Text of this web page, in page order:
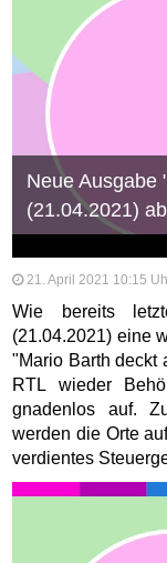
Neue Ausgabe
(21.04.2021)
21. April 2021 10:15
Wie bereits
(21.04.2021) eine
"Mario Barth deckt
RTL wieder
gnadenlos auf.
werden die Orte
verdientes